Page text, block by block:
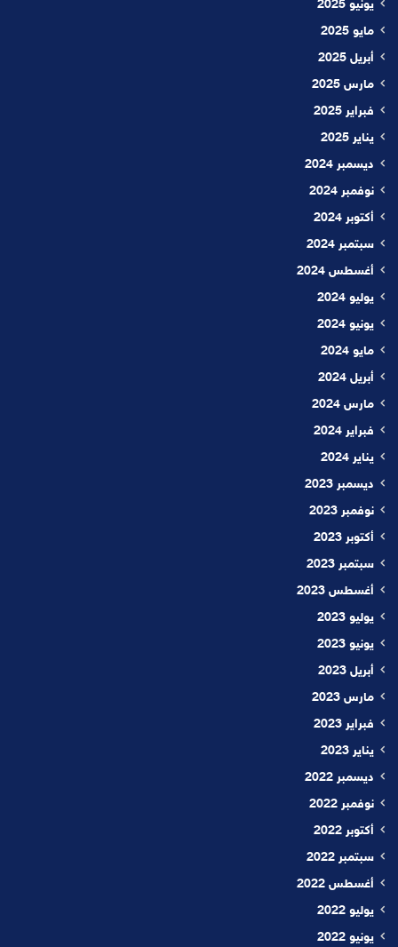
يونيو 2025
مايو 2025
أبريل 2025
مارس 2025
فبراير 2025
يناير 2025
ديسمبر 2024
نوفمبر 2024
أكتوبر 2024
سبتمبر 2024
أغسطس 2024
يوليو 2024
يونيو 2024
مايو 2024
أبريل 2024
مارس 2024
فبراير 2024
يناير 2024
ديسمبر 2023
نوفمبر 2023
أكتوبر 2023
سبتمبر 2023
أغسطس 2023
يوليو 2023
يونيو 2023
أبريل 2023
مارس 2023
فبراير 2023
يناير 2023
ديسمبر 2022
نوفمبر 2022
أكتوبر 2022
سبتمبر 2022
أغسطس 2022
يوليو 2022
يونيو 2022